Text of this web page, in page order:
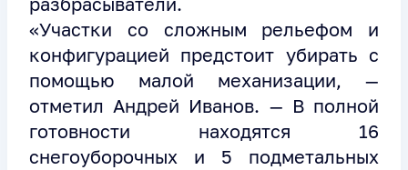
«Участки со сложным рельефом и
конфигурацией предстоит убирать с
помощью малой механизации, —
отметил Андрей Иванов. — В полной
готовности находятся 16
снегоуборочных и 5 подметальных